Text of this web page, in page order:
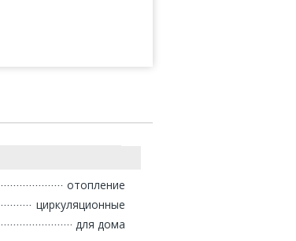
отопление
циркуляционные
для дома